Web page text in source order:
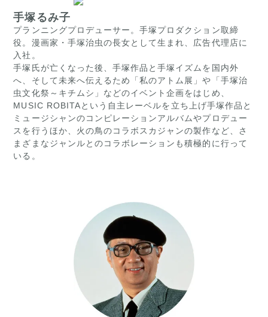
手塚るみ子
プランニングプロデューサー。手塚プロダクション取締
役。漫画家・手塚治虫の長女として生まれ、広告代理店に
入社。
手塚氏が亡くなった後、手塚作品と手塚イズムを国内外
へ、そして未来へ伝えるため「私のアトム展」や「手塚治
虫文化祭～キチムシ」などのイベント企画をはじめ、
MUSIC ROBITAという自主レーベルを立ち上げ手塚作品と
ミュージシャンのコンピレーションアルバムやプロデュー
スを行うほか、火の鳥のコラボスカジャンの製作など、さ
まざまなジャンルとのコラボレーションも積極的に行って
いる。